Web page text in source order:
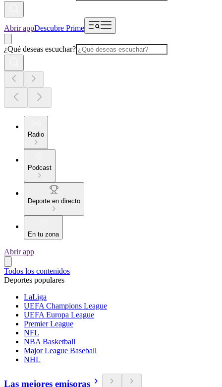
Abrir appDescubre Prime
¿Qué deseas escuchar?
Radio
Podcast
Deporte en directo
En tu zona
Abrir app
Todos los contenidos
Deportes populares
LaLiga
UEFA Champions League
UEFA Europa League
Premier League
NFL
NBA Basketball
Major League Baseball
NHL
Las mejores emisoras